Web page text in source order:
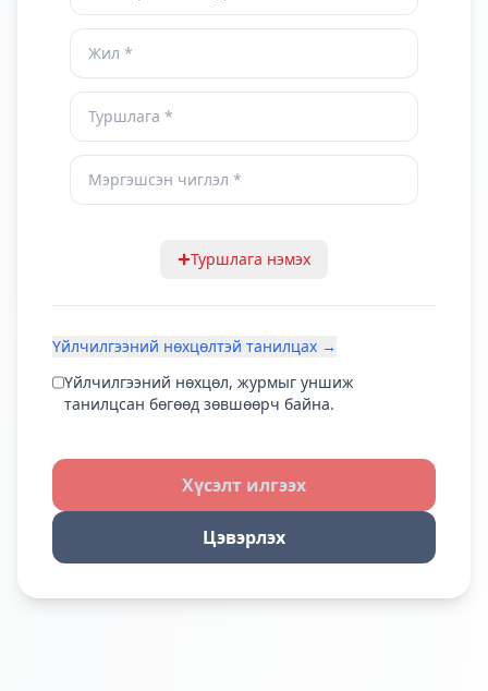
Туршлага нэмэх
Үйлчилгээний нөхцөлтэй танилцах →
Үйлчилгээний нөхцөл, журмыг уншиж
танилцсан бөгөөд зөвшөөрч байна.
Хүсэлт илгээх
Цэвэрлэх